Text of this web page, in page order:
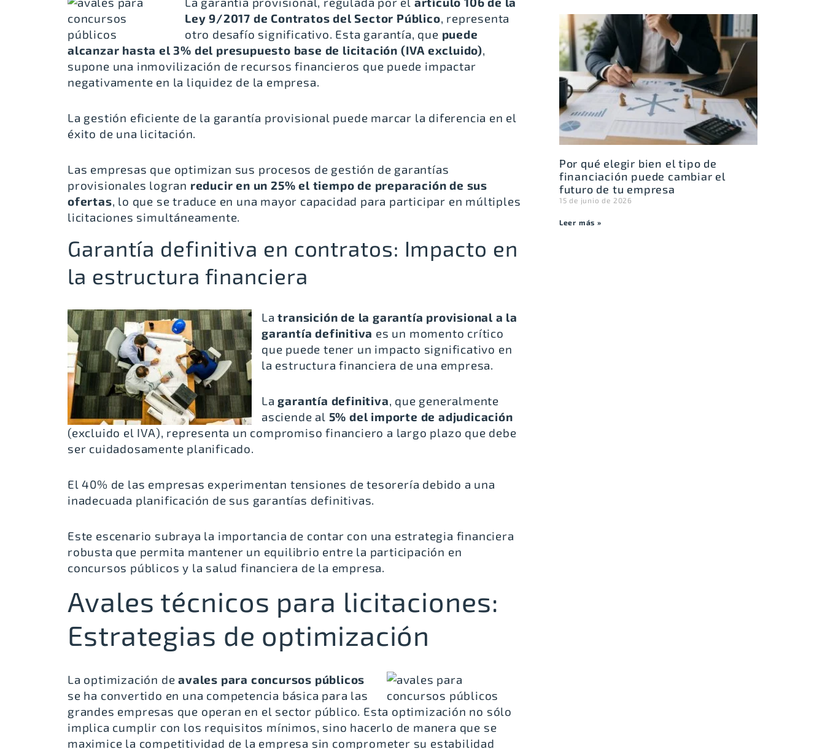
Ley 9/2017 de Contratos del Sector Público, representa
otro desafío significativo. Esta garantía, que puede
alcanzar hasta el 3% del presupuesto base de licitación (IVA excluido),
supone una inmovilización de recursos financieros que puede impactar
negativamente en la liquidez de la empresa.
La gestión eficiente de la garantía provisional puede marcar la diferencia en el
éxito de una licitación.
Las empresas que optimizan sus procesos de gestión de garantías
provisionales logran reducir en un 25% el tiempo de preparación de sus
ofertas, lo que se traduce en una mayor capacidad para participar en múltiples
licitaciones simultáneamente.
Garantía definitiva en contratos: Impacto en
la estructura financiera
Latransición de la garantía provisional a la
garantía definitiva es un momento crítico
que puede tener un impacto significativo en
la estructura financiera de una empresa.
Lagarantía definitiva, que generalmente
asciende al 5% del importe de adjudicación
(excluido el IVA), representa un compromiso financiero a largo plazo que debe
ser cuidadosamente planificado.
El 40% de las empresas experimentan tensiones de tesorería debido a una
inadecuada planificación de sus garantías definitivas.
Este escenario subraya la importancia de contar con una estrategia financiera
robusta que permita mantener un equilibrio entre la participación en
concursos públicos y la salud financiera de la empresa.
Avales técnicos para licitaciones:
Estrategias de optimización
La optimización deavales para concursos públicos
se ha convertido en una competencia básica para las
grandes empresas que operan en el sector público. Esta optimización no sólo
implica cumplir con los requisitos mínimos, sino hacerlo de manera que se
maximice la competitividad de la empresa sin comprometer su estabilidad
Por qué elegir bien el tipo de
financiación puede cambiar el
futuro de tu empresa
15 de junio de 2026
Leer más »